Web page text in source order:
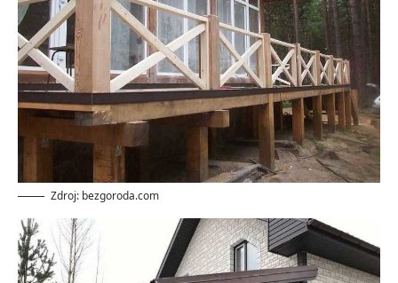
Zdroj: bezgoroda.com